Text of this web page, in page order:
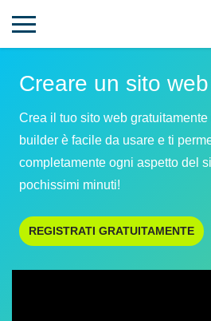
Creare un sito
Crea il tuo sito web
builder è facile da usare e ti
completamente ogni aspetto del
pochissimi minuti!
REGISTRATI GRATUITAMENTE